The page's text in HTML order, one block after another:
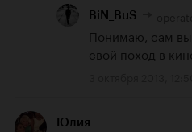
BiN_BuS
Понимаю, сам
свой поход в
Юлия